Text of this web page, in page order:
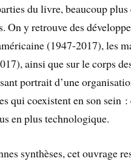
du livre, beaucoup plus
On y retrouve des
(1947-2017), les
ainsi que sur le corps
portrait d’une
qui coexistent en son sein
en plus technologique.
synthèses, cet ouvrage